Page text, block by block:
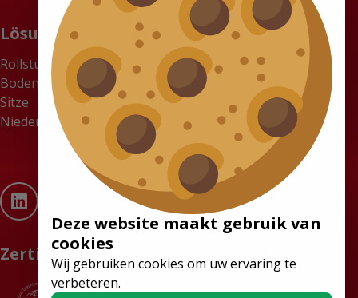
Lösungen
Rollstuhlgerechte Kleinbusse
Bodensysteme
Sitze
Niederflurbusse
Zertifikate
Deze website maakt gebruik van
cookies
Wij gebruiken cookies om uw ervaring te
verbeteren.